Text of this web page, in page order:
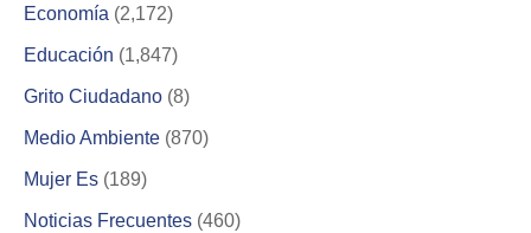
Economía (2,172)
Educación (1,847)
Grito Ciudadano (8)
Medio Ambiente (870)
Mujer Es (189)
Noticias Frecuentes (460)